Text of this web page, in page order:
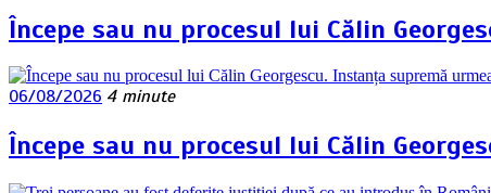
Începe sau nu procesul lui Călin
06/08/2026 4 minute
Începe sau nu procesul lui Călin